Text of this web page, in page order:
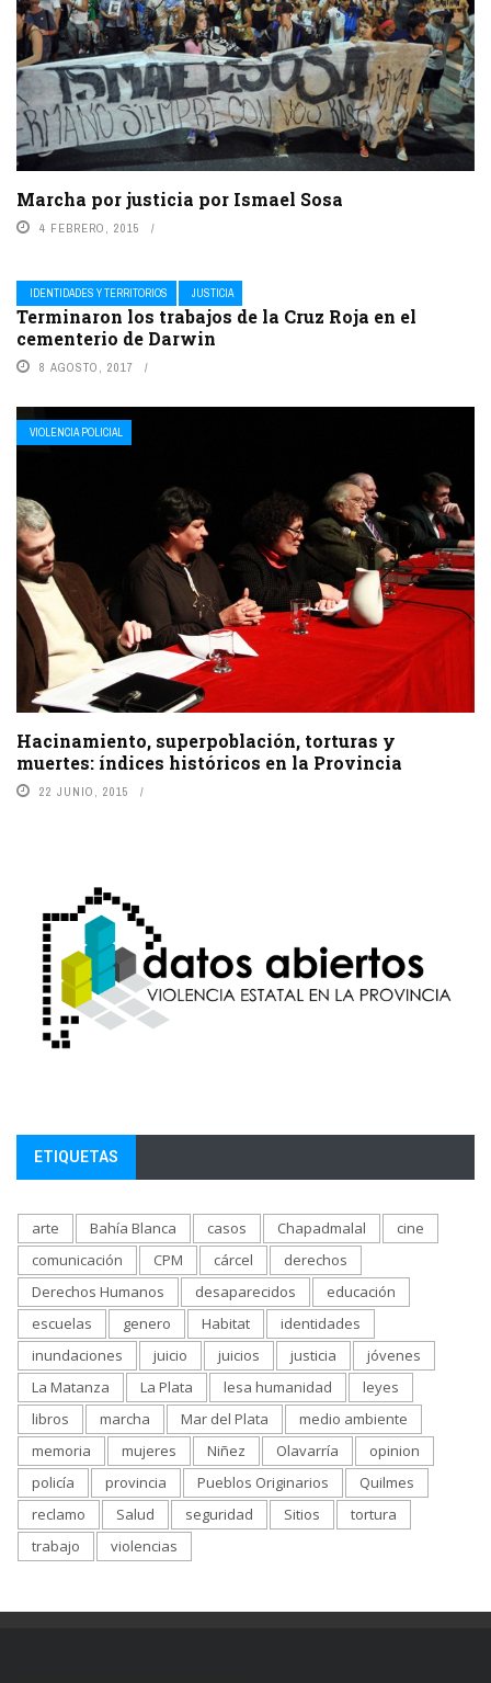
Marcha por justicia por Ismael Sosa
4 FEBRERO, 2015
IDENTIDADES Y TERRITORIOS JUSTICIA
Terminaron los trabajos de la Cruz Roja en el
cementerio de Darwin
8 AGOSTO, 2017
VIOLENCIA POLICIAL
Hacinamiento, superpoblación, torturas y
muertes: índices históricos en la Provincia
22 JUNIO, 2015
ETIQUETAS
arte Bahía Blanca casos Chapadmalal
cine
comunicación
CPM cárcel
derechos
Derechos Humanos
desaparecidos
educación
escuelas
genero Habitat
identidades
inundaciones
juicio juicios justicia
jóvenes
La Matanza
La Plata lesa humanidad
leyes
libros
marcha Mar del Plata
medio ambiente
memoria
mujeres Niñez Olavarría
opinion
policía
provincia Pueblos Originarios
Quilmes
reclamo
Salud seguridad Sitios
tortura
trabajo
violencias